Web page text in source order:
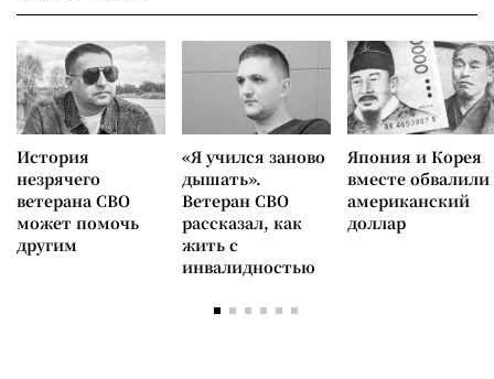
История
незрячего
ветерана СВО
может помочь
другим
«Я учился заново
дышать».
Ветеран СВО
рассказал, как
жить с
инвалидностью
Япония и Корея
вместе обвалили
американский
доллар